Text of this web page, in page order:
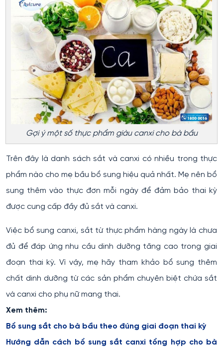
Gợi ý một số thực phẩm giàu canxi cho bà bầu
Trên đây là danh sách sắt và canxi có nhiều trong thực
phẩm nào cho mẹ bầu bổ sung hiệu quả nhất. Mẹ nên bổ
sung thêm vào thực đơn mỗi ngày để đảm bảo thai kỳ
được cung cấp đầy đủ sắt và canxi.
Việc bổ sung canxi, sắt từ thực phẩm hàng ngày là chưa
đủ để đáp ứng nhu cầu dinh dưỡng tăng cao trong giai
đoạn thai kỳ. Vì vậy, mẹ hãy tham khảo bổ sung thêm
chất dinh dưỡng từ các sản phẩm chuyên biệt chứa sắt
và canxi cho phụ nữ mang thai.
Xem thêm:
Bổ sung sắt cho bà bầu theo đúng giai đoạn thai kỳ
Hướng dẫn cách bổ sung sắt canxi tổng hợp cho bà